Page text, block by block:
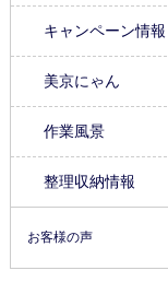
キャンペーン情報
美京にゃん
作業風景
整理収納情報
お客様の声